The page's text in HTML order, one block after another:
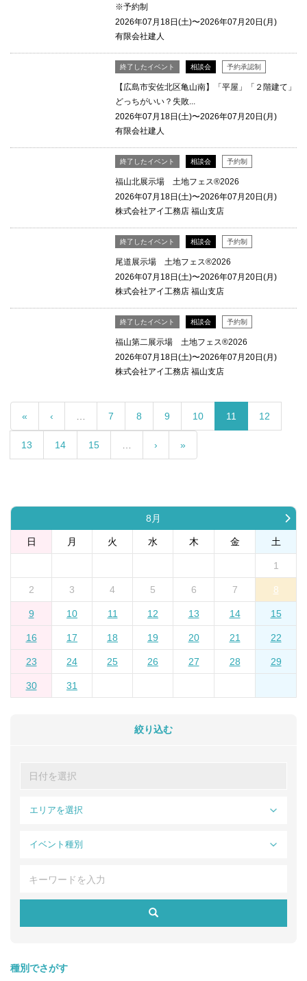
※予約制
2026年07月18日(土)〜2026年07月20日(月)
有限会社建人
終了したイベント 相談会 予約承認制
【広島市安佐北区亀山南】「平屋」「２階建て」
どっちがいい？失敗...
2026年07月18日(土)〜2026年07月20日(月)
有限会社建人
終了したイベント 相談会 予約制
福山北展示場 土地フェス®2026
2026年07月18日(土)〜2026年07月20日(月)
株式会社アイ工務店 福山支店
終了したイベント 相談会 予約制
尾道展示場 土地フェス®2026
2026年07月18日(土)〜2026年07月20日(月)
株式会社アイ工務店 福山支店
終了したイベント 相談会 予約制
福山第二展示場 土地フェス®2026
2026年07月18日(土)〜2026年07月20日(月)
株式会社アイ工務店 福山支店
« ‹ 7 8 9 10 11 12
13 14 15 › »
8月
日 月 火 水 木 金 土
1
2 3 4 5 6 7 8
9 10 11 12 13 14 15
16 17 18 19 20 21 22
23 24 25 26 27 28 29
30 31
絞り込む
エリアを選択
イベント種別
種別でさがす